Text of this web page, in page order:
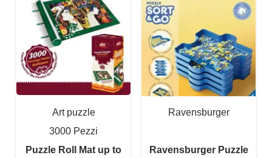
Art puzzle
3000 Pezzi
Puzzle Roll Mat up to
Ravensburger
Ravensburger Puzzle